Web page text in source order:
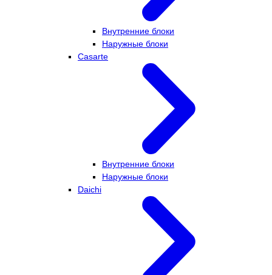
Внутренние блоки
Наружные блоки
Casarte
Внутренние блоки
Наружные блоки
Daichi